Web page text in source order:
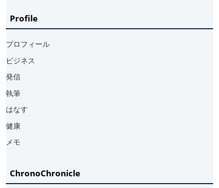
Profile
プロフィール
ビジネス
発信
執筆
はなす
健康
メモ
ChronoChronicle